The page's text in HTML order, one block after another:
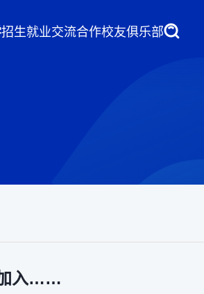
招生就业交流合作校友俱乐部
加入……